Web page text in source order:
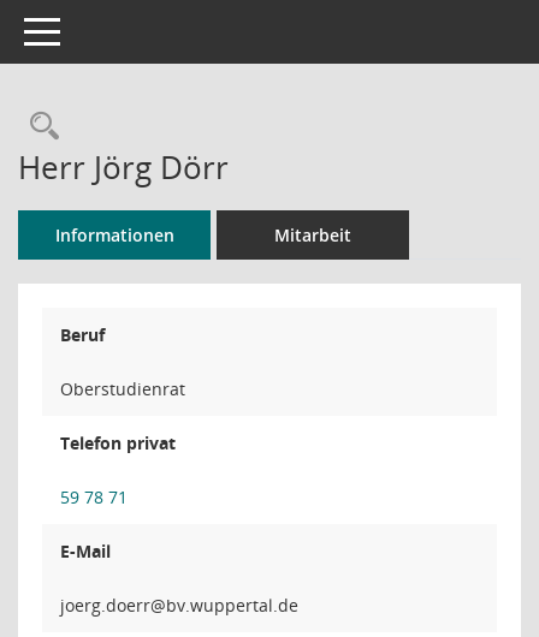
Toggle navigation
Rechercheauswahl
Herr Jörg Dörr
Informationen Mitarbeit
Beruf
Oberstudienrat
Telefon privat
59 78 71
E-Mail
rreod